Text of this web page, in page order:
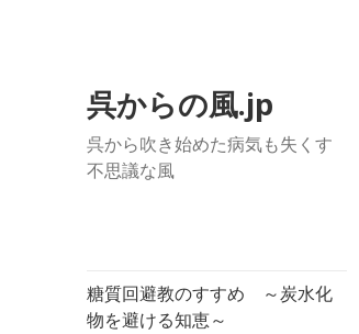
呉からの風.jp
呉から吹き始めた病気も失くす
不思議な風
糖質回避教のすすめ ～炭水化
物を避ける知恵～